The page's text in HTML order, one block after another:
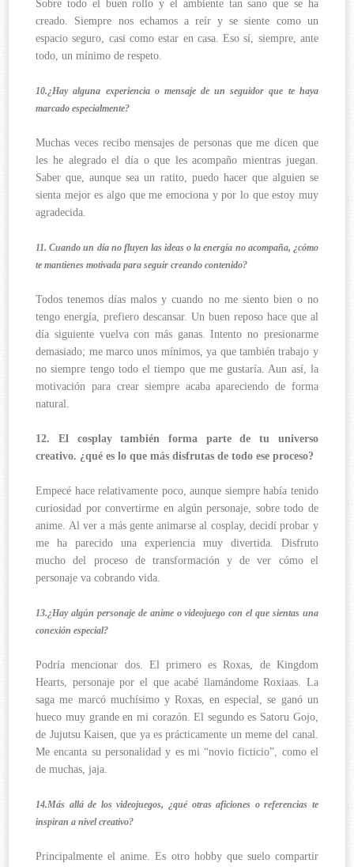
Sobre todo el buen rollo y el ambiente tan sano que se ha
creado. Siempre nos echamos a reír y se siente como un
espacio seguro, casi como estar en casa. Eso sí, siempre, ante
todo, un mínimo de respeto.
10.¿Hay alguna experiencia o mensaje de un seguidor que te haya
marcado especialmente?
Muchas veces recibo mensajes de personas que me dicen que
les he alegrado el día o que les acompaño mientras juegan.
Saber que, aunque sea un ratito, puedo hacer que alguien se
sienta mejor es algo que me emociona y por lo que estoy muy
agradecida.
11. Cuando un día no fluyen las ideas o la energía no acompaña, ¿cómo
te mantienes motivada para seguir creando contenido?
Todos tenemos días malos y cuando no me siento bien o no
tengo energía, prefiero descansar. Un buen reposo hace que al
día siguiente vuelva con más ganas. Intento no presionarme
demasiado; me marco unos mínimos, ya que también trabajo y
no siempre tengo todo el tiempo que me gustaría. Aun así, la
motivación para crear siempre acaba apareciendo de forma
natural.
12. El cosplay también forma parte de tu universo
creativo. ¿qué es lo que más disfrutas de todo ese proceso?
Empecé hace relativamente poco, aunque siempre había tenido
curiosidad por convertirme en algún personaje, sobre todo de
anime. Al ver a más gente animarse al cosplay, decidí probar y
me ha parecido una experiencia muy divertida. Disfruto
mucho del proceso de transformación y de ver cómo el
personaje va cobrando vida.
13.¿Hay algún personaje de anime o videojuego con el que sientas una
conexión especial?
Podría mencionar dos. El primero es Roxas, de Kingdom
Hearts, personaje por el que acabé llamándome Roxiaas. La
saga me marcó muchísimo y Roxas, en especial, se ganó un
hueco muy grande en mi corazón. El segundo es Satoru Gojo,
de Jujutsu Kaisen, que ya es prácticamente un meme del canal.
Me encanta su personalidad y es mi “novio ficticio”, como el
de muchas, jaja.
14.Más allá de los videojuegos, ¿qué otras aficiones o referencias te
inspiran a nivel creativo?
Principalmente el anime. Es otro hobby que suelo compartir